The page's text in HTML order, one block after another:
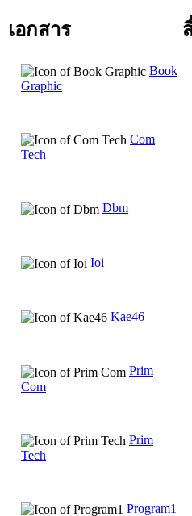
เอกสาร
Book
Graphic
Com
Tech
Dbm
Ioi
Kae46
Prim
Com
Prim
Tech
Program1